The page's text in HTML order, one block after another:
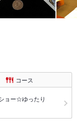
コース
ョー☆ゆったり